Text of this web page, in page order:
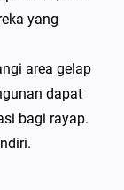
yang
area gelap
dapat
bagi rayap.